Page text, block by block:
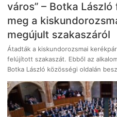
város” – Botka
meg a
megújult szakaszáról
Átadták a kiskundorozsmai
felújított szakaszát. Ebből az
Botka László közösségi oldalán